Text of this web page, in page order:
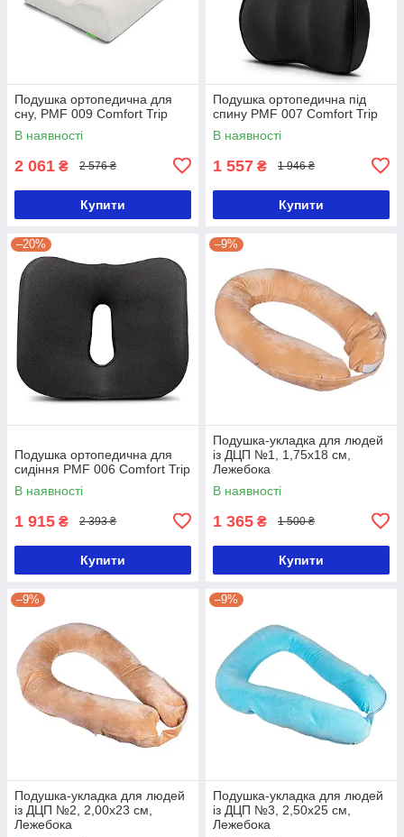
Подушка ортопедична для
сну, PMF 009 Comfort Trip
В наявності
2 061 ₴ 2 576 ₴
Купити
Подушка ортопедична під
спину PMF 007 Comfort Trip
В наявності
1 557 ₴ 1 946 ₴
Купити
–20%
Подушка ортопедична для
сидіння PMF 006 Comfort Trip
В наявності
1 915 ₴ 2 393 ₴
Купити
–9%
Подушка-укладка для людей
із ДЦП №1, 1,75х18 см,
Лежебока
В наявності
1 365 ₴ 1 500 ₴
Купити
–9%
Подушка-укладка для людей
із ДЦП №2, 2,00х23 см,
Лежебока
–9%
Подушка-укладка для людей
із ДЦП №3, 2,50х25 см,
Лежебока